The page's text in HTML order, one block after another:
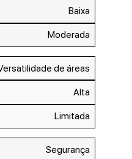
Baixa
Moderada
de áreas
Alta
Limitada
Segurança